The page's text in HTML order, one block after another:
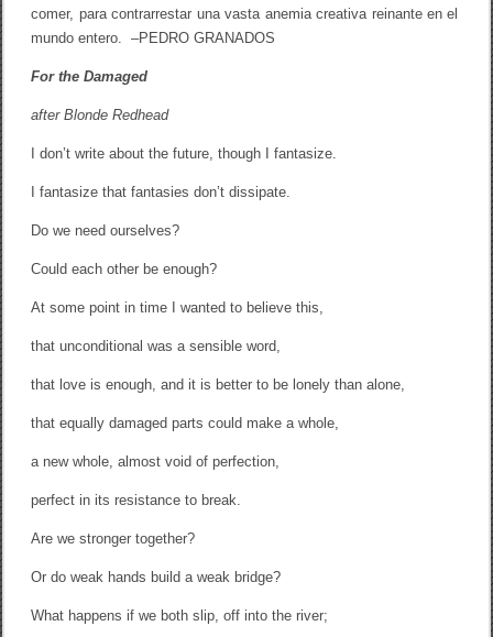
comer, para contrarrestar una vasta anemia creativa reinante en el
mundo entero. –PEDRO GRANADOS
For the Damaged
after Blonde Redhead
I don’t write about the future, though I fantasize.
I fantasize that fantasies don’t dissipate.
Do we need ourselves?
Could each other be enough?
At some point in time I wanted to believe this,
that unconditional was a sensible word,
that love is enough, and it is better to be lonely than alone,
that equally damaged parts could make a whole,
a new whole, almost void of perfection,
perfect in its resistance to break.
Are we stronger together?
Or do weak hands build a weak bridge?
What happens if we both slip, off into the river;